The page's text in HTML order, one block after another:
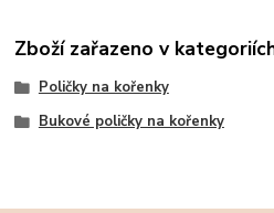
Zboží zařazeno v
Poličky na kořenky
Bukové poličky na kořenky